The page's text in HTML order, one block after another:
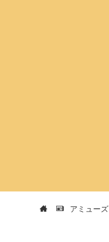
アミューズ